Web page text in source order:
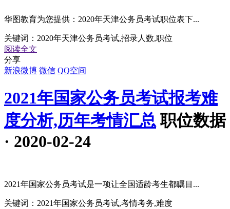
华图教育为您提供：2020年天津公务员考试职位表下...
关键词： 2020年天津公务员考试,招录人数,职位
阅读全文
分享
新浪微博 微信 QQ空间
2021年国家公务员考试报考难
度分析,历年考情汇总 职位数据
· 2020-02-24
2021年国家公务员考试是一项让全国适龄考生都瞩目...
关键词： 2021年国家公务员考试,考情考务,难度